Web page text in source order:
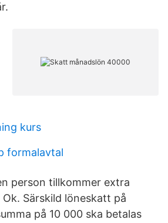
kurs
formalavtal
person tillkommer extra
Särskild löneskatt på
på 10 000 ska betalas